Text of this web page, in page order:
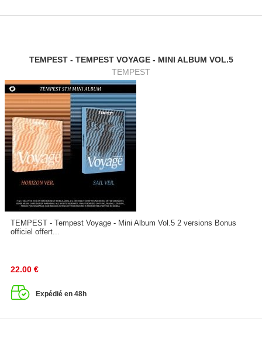
TEMPEST - TEMPEST VOYAGE - MINI ALBUM VOL.5
TEMPEST
TEMPEST - Tempest Voyage - Mini Album Vol.5 2 versions Bonus
officiel offert...
22.00 €
Expédié en 48h